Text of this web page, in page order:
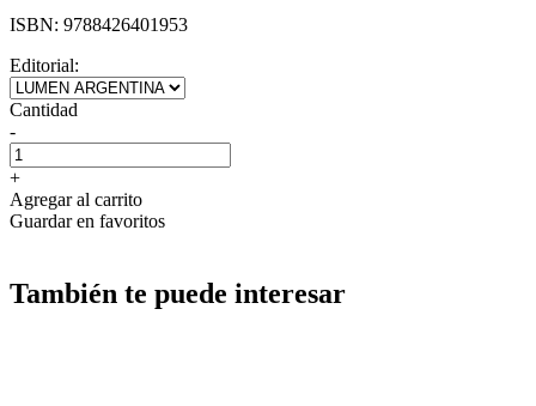
ISBN: 9788426401953
Editorial:
Cantidad
-
+
Agregar al carrito
Guardar en favoritos
También te puede interesar